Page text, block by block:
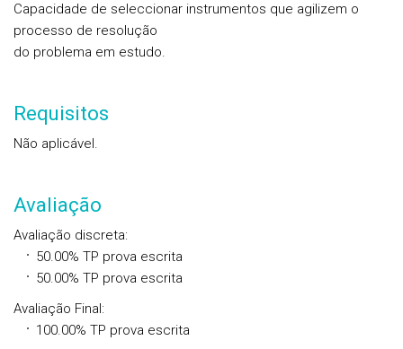
Capacidade de seleccionar instrumentos que agilizem o
processo de resolução
do problema em estudo.
Requisitos
Não aplicável.
Avaliação
Avaliação discreta:
50.00% TP prova escrita
50.00% TP prova escrita
Avaliação Final:
100.00% TP prova escrita